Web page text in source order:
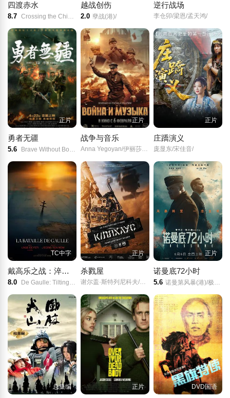
四渡赤水
8.7 Crossing the Chishui River Four Times/
越战创伤
2.0 孽战(港)/
逆行战场
李仓卯/梁恩/孟天鸿/
正片
勇者无疆
5.6 Brave Without Boundaries/
正片
战争与音乐
Anna Yegoyan/伊丽莎维塔·莫里亚克/
正片
庄蹻演义
庞显东/宋佳音/
TC中字
戴高乐之战：淬炼时代
8.0 De Gaulle: Tilting Iron/La Bataille De Gaulle/De Gaulle: Résistance/
正片
杀戮屋
谢尔盖·斯特列尼科夫/Denis Kapustin/
正片
诺曼底72小时
5.6 诺曼第风暴(港)/极限高压/高压/
总集编 正片 DVD国语